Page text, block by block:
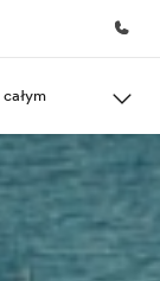
Kariera
Dołącz do
naszego
zespołu